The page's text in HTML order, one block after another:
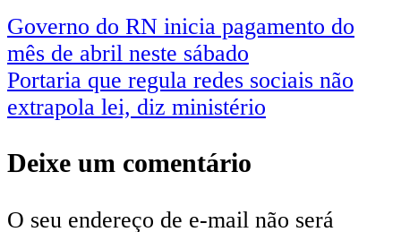
Governo do RN inicia pagamento do
mês de abril neste sábado
Portaria que regula redes sociais não
extrapola lei, diz ministério
Deixe um comentário
O seu endereço de e-mail não será